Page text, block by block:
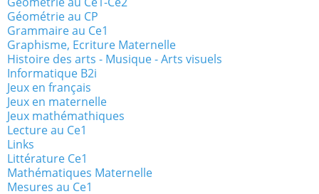
Géométrie au CP
Grammaire au Ce1
Graphisme, Ecriture Maternelle
Histoire des arts - Musique - Arts visuels
Informatique B2i
Jeux en français
Jeux en maternelle
Jeux mathémathiques
Lecture au Ce1
Links
Littérature Ce1
Mathématiques Maternelle
Mesures au Ce1